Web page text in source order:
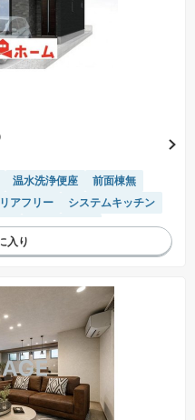
温水洗浄便座
前面棟無
アフリー
システムキッチン
機
対面キッチン
宅